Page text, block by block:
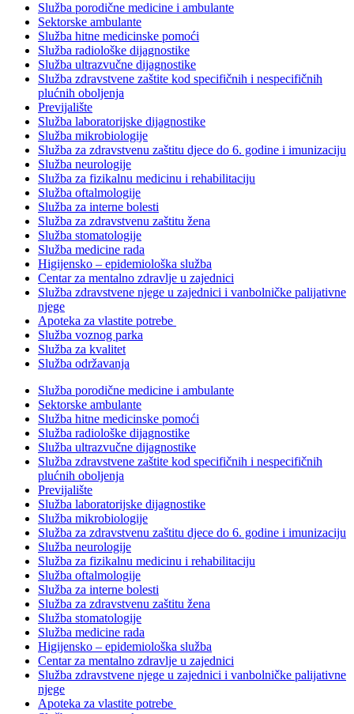
Služba porodične medicine i ambulante
Sektorske ambulante
Služba hitne medicinske pomoći
Služba radiološke dijagnostike
Služba ultrazvučne dijagnostike
Služba zdravstvene zaštite kod specifičnih i nespecifičnih
plućnih oboljenja
Previjalište
Služba laboratorijske dijagnostike
Služba mikrobiologije
Služba za zdravstvenu zaštitu djece do 6. godine i imunizaciju
Služba neurologije
Služba za fizikalnu medicinu i rehabilitaciju
Služba oftalmologije
Služba za interne bolesti
Služba za zdravstvenu zaštitu žena
Služba stomatologije
Služba medicine rada
Higijensko – epidemiološka služba
Centar za mentalno zdravlje u zajednici
Služba zdravstvene njege u zajednici i vanbolničke palijativne
njege
Apoteka za vlastite potrebe
Služba voznog parka
Služba za kvalitet
Služba održavanja
Služba porodične medicine i ambulante
Sektorske ambulante
Služba hitne medicinske pomoći
Služba radiološke dijagnostike
Služba ultrazvučne dijagnostike
Služba zdravstvene zaštite kod specifičnih i nespecifičnih
plućnih oboljenja
Previjalište
Služba laboratorijske dijagnostike
Služba mikrobiologije
Služba za zdravstvenu zaštitu djece do 6. godine i imunizaciju
Služba neurologije
Služba za fizikalnu medicinu i rehabilitaciju
Služba oftalmologije
Služba za interne bolesti
Služba za zdravstvenu zaštitu žena
Služba stomatologije
Služba medicine rada
Higijensko – epidemiološka služba
Centar za mentalno zdravlje u zajednici
Služba zdravstvene njege u zajednici i vanbolničke palijativne
njege
Apoteka za vlastite potrebe